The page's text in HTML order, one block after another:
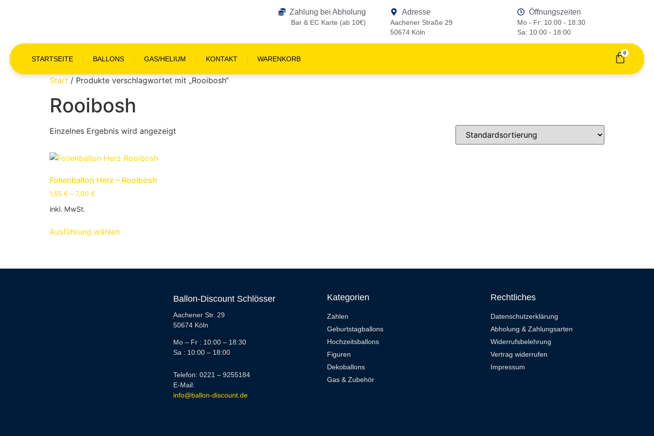
Zahlung bei Abholung
Bar & EC Karte (ab 10€)
Adresse
Aachener Straße 29
50674 Köln
Öffnungszeiten
Mo - Fr: 10:00 - 18:30
Sa: 10:00 - 18:00
STARTSEITE BALLONS GAS/HELIUM KONTAKT WARENKORB
0
Start / Produkte verschlagwortet mit „Rooibosh“
Rooibosh
Einzelnes Ergebnis wird angezeigt
Folienballon Herz – Rooibosh
1,55 € – 7,00 €
inkl. MwSt.
Ausführung wählen
Ballon-Discount Schlösser
Aachener Str. 29
50674 Köln
Mo – Fr : 10:00 – 18:30
Sa : 10:00 – 18:00
Telefon: 0221 – 9255184
E-Mail:
info@ballon-discount.de
Kategorien
Zahlen
Geburtstagballons
Hochzeitsballons
Figuren
Dekoballons
Gas & Zubehör
Rechtliches
Datenschutzerklärung
Abholung & Zahlungsarten
Widerrufsbelehrung
Vertrag widerrufen
Impressum